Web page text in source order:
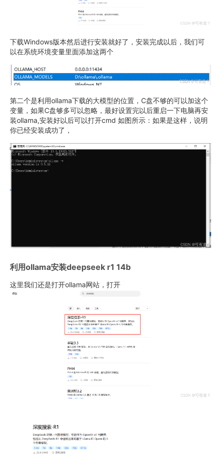
下载Windows版本然后进行安装就好了，安装完成以后，我们可
以在系统环境变量里面添加这两个
第二个是利用ollama下载的大模型的位置，C盘不够的可以加这个
变量，如果C盘够多可以忽略，最好设置完以后重启一下电脑再安
装ollama,安装好以后可以打开cmd 如图所示：如果是这样，说明
你已经安装成功了，
利用ollama安装deepseek r1 14b
这里我们还是打开ollama网站，打开